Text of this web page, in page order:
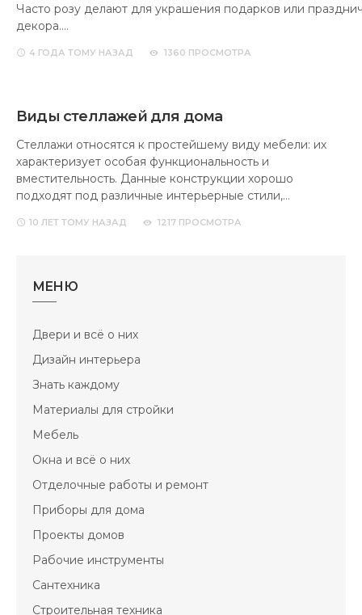
Часто розу делают для украшения подарков или
декора.…
4 ГОДА ТОМУ НАЗАД 1360 ПРОСМОТРА
Виды стеллажей для дома
Стеллажи относятся к простейшему виду мебели: их
характеризует особая функциональность и
вместительность. Данные конструкции хорошо
подходят под различные интерьерные стили,…
10 ЛЕТ ТОМУ НАЗАД 1217 ПРОСМОТРА
МЕНЮ
Двери и всё о них
Дизайн интерьера
Знать каждому
Материалы для стройки
Мебель
Окна и всё о них
Отделочные работы и ремонт
Приборы для дома
Проекты домов
Рабочие инструменты
Сантехника
Строительная техника